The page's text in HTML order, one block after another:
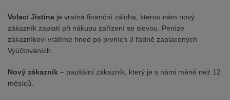
Volací Jistina je vratná finanční záloha, kterou nám nový
zákazník zaplatí při nákupu zařízení se slevou. Peníze
zákazníkovi vrátíme hned po prvních 3 řádně zaplacených
Vyúčtováních.
Nový zákazník – paušální zákazník, který je s námi méně než 12
měsíců.